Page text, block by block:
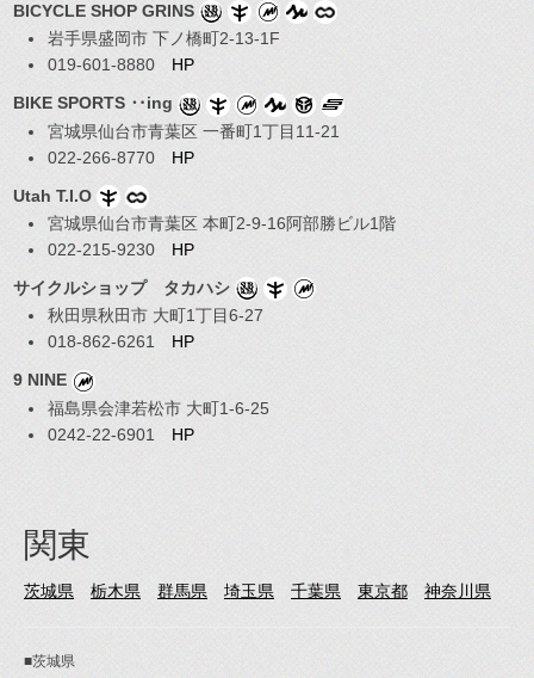
BICYCLE SHOP GRINS
岩手県盛岡市 下ノ橋町2-13-1F
019-601-8880 HP
BIKE SPORTS ‥ing
宮城県仙台市青葉区 一番町1丁目11-21
022-266-8770 HP
Utah T.I.O
宮城県仙台市青葉区 本町2-9-16阿部勝ビル1階
022-215-9230 HP
サイクルショップ タカハシ
秋田県秋田市 大町1丁目6-27
018-862-6261 HP
9 NINE
福島県会津若松市 大町1-6-25
0242-22-6901 HP
関東
茨城県 栃木県 群馬県 埼玉県 千葉県 東京都 神奈川県
■茨城県